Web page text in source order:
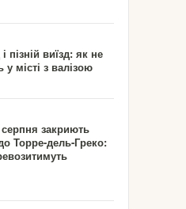
пізній виїзд: як не
місті з валізою
закриють
Торре-дель-Греко: